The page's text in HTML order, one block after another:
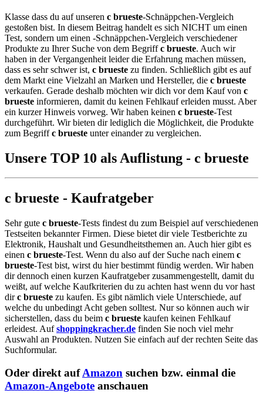
Klasse dass du auf unseren c brueste-Schnäppchen-Vergleich
gestoßen bist. In diesem Beitrag handelt es sich NICHT um einen
Test, sondern um einen -Schnäppchen-Vergleich verschiedener
Produkte zu Ihrer Suche von dem Begriffc brueste. Auch wir
haben in der Vergangenheit leider die Erfahrung machen müssen,
dass es sehr schwer ist, c brueste zu finden. Schließlich gibt es auf
dem Markt eine Vielzahl an Marken und Hersteller, die c brueste
verkaufen. Gerade deshalb möchten wir dich vor dem Kauf von c
brueste informieren, damit du keinen Fehlkauf erleiden musst. Aber
ein kurzer Hinweis vorweg. Wir haben keinen c brueste-Test
durchgeführt. Wir bieten dir lediglich die Möglichkeit, die Produkte
zum Begriffc brueste unter einander zu vergleichen.
Unsere TOP 10 als Auflistung - c brueste
c brueste - Kaufratgeber
Sehr gute c brueste-Tests findest du zum Beispiel auf verschiedenen
Testseiten bekannter Firmen. Diese bietet dir viele Testberichte zu
Elektronik, Haushalt und Gesundheitsthemen an. Auch hier gibt es
einen c brueste-Test. Wenn du also auf der Suche nach einem c
brueste-Test bist, wirst du hier bestimmt fündig werden. Wir haben
dir dennoch einen kurzen Kaufratgeber zusammengestellt, damit du
weißt, auf welche Kaufkriterien du zu achten hast wenn du vor hast
dirc brueste zu kaufen. Es gibt nämlich viele Unterschiede, auf
welche du unbedingt Acht geben solltest. Nur so können auch wir
sicherstellen, dass du beim c brueste kaufen keinen Fehlkauf
erleidest. Aufshoppingkracher.de finden Sie noch viel mehr
Auswahl an Produkten. Nutzen Sie einfach auf der rechten Seite das
Suchformular.
Oder direkt aufAmazon suchen bzw. einmal die
Amazon-Angebote anschauen